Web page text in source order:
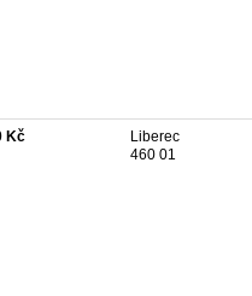
Kč
Liberec
460 01